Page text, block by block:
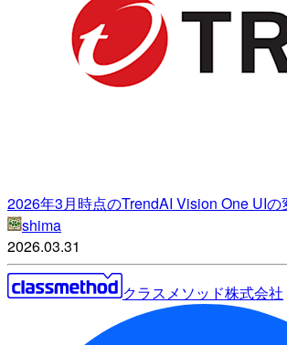
2026年3月時点のTrendAI Vision One UIの
shima
2026.03.31
クラスメソッド株式会社